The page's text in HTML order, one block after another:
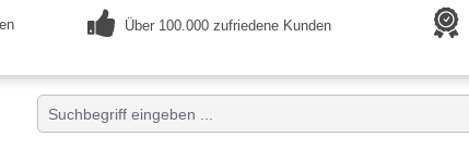
Über 100.000 zufriedene Kunden